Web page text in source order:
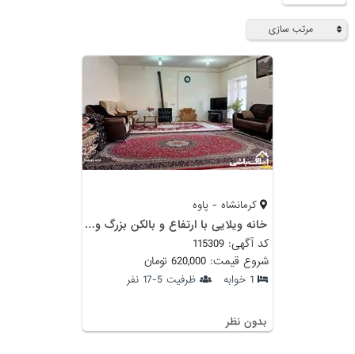
مرتب سازی
کرمانشاه - پاوه
خانه ویلایی با ارتفاع و بالکن بزرگ و پارکينگ
کد آگهی: 115309
شروع قیمت: 620,000 تومان
1 خوابه ظرفیت 5-17 نفر
بدون نظر